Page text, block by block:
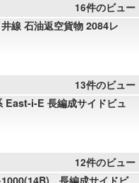
16件のビュー
線 石油返空貨物 2084レ
13件のビュー
East-i-E 長編成サイドビュ
12件のビュー